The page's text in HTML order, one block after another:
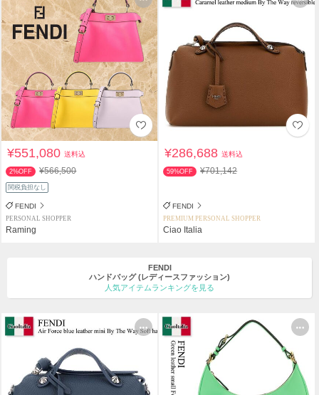
¥551,080送料込
2%OFF ¥566,500
関税負担なし
FENDI
PERSONAL SHOPPER
Raming
¥286,688送料込
59%OFF ¥701,142
FENDI
PREMIUM PERSONAL SHOPPER
Ciao Italia
FENDI
ハンドバッグ (レディースファッション)
人気アイテムランキングを見る